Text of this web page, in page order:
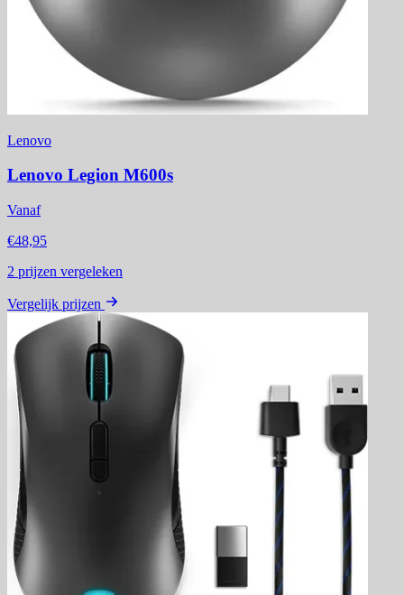
Lenovo
Lenovo Legion M600s
Vanaf
€48,95
2 prijzen vergeleken
Vergelijk prijzen